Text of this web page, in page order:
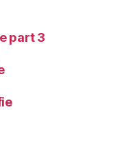
part 3